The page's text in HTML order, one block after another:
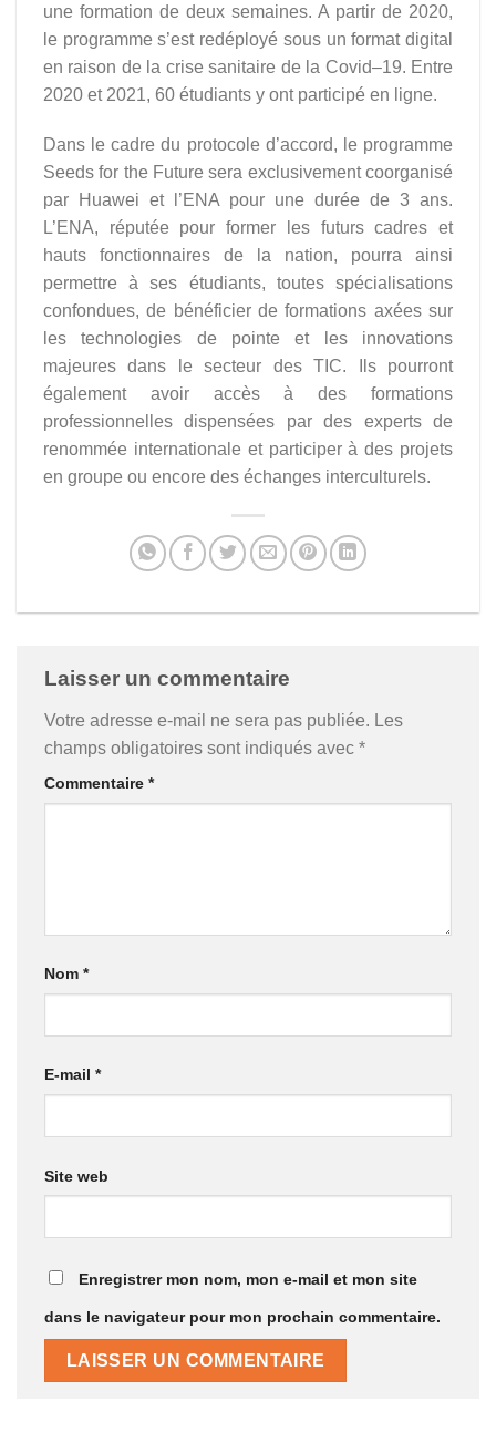
une formation de deux semaines. A partir de 2020,
le programme s’est redéployé sous un format digital
en raison de la crise sanitaire de la Covid–19. Entre
2020 et 2021, 60 étudiants y ont participé en ligne.
Dans le cadre du protocole d’accord, le programme
Seeds for the Future sera exclusivement coorganisé
par Huawei et l’ENA pour une durée de 3 ans.
L’ENA, réputée pour former les futurs cadres et
hauts fonctionnaires de la nation, pourra ainsi
permettre à ses étudiants, toutes spécialisations
confondues, de bénéficier de formations axées sur
les technologies de pointe et les innovations
majeures dans le secteur des TIC. Ils pourront
également avoir accès à des formations
professionnelles dispensées par des experts de
renommée internationale et participer à des projets
en groupe ou encore des échanges interculturels.
Laisser un commentaire
Votre adresse e-mail ne sera pas publiée. Les
champs obligatoires sont indiqués avec *
Commentaire *
Nom *
E-mail *
Site web
Enregistrer mon nom, mon e-mail et mon site
dans le navigateur pour mon prochain commentaire.